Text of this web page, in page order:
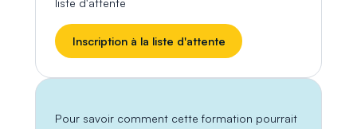
liste d'attente
Inscription à la liste d'attente
Pour savoir comment cette formation pourrait